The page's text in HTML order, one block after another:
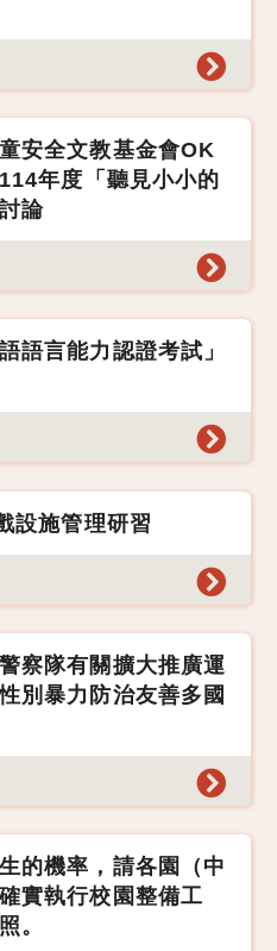
安全文教基金會OK
年度「聽見小小的
論
語言能力認證考試」
設施管理研習
察隊有關擴大推廣運
別暴力防治友善多國
的機率，請各園（中
實執行校園整備工
。